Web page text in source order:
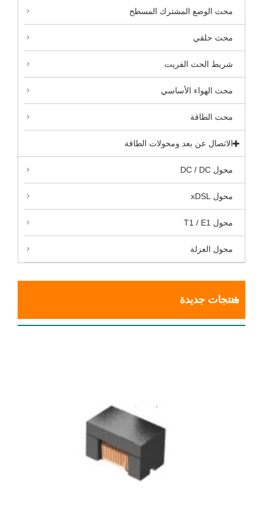
محث الوضع المشترك المسطح
محث حلقي
شريط الحث الفريت
محث الهواء الأساسي
محث الطاقة
الاتصال عن بعد ومحولات الطاقة
محول DC / DC
محول xDSL
محول T1 / E1
محول العزلة
منتجات جديدة